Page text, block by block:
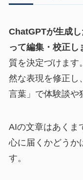
ChatGPTが生成
って編集・校正し
質を決定づけます
然な表現を修正し
言葉」で体験談や
AIの文章はあくま
心に届くかどうか
す。